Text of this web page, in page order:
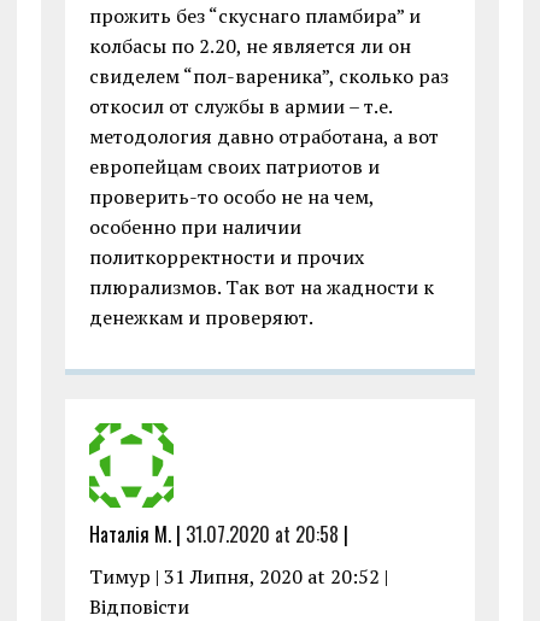
прожить без “скуснаго пламбира” и
колбасы по 2.20, не является ли он
свиделем “пол-вареника”, сколько раз
откосил от службы в армии – т.е.
методология давно отработана, а вот
европейцам своих патриотов и
проверить-то особо не на чем,
особенно при наличии
политкорректности и прочих
плюрализмов. Так вот на жадности к
денежкам и проверяют.
Наталія М. | 31.07.2020 at 20:58 |
Тимур | 31 Липня, 2020 at 20:52 |
Відповіcти